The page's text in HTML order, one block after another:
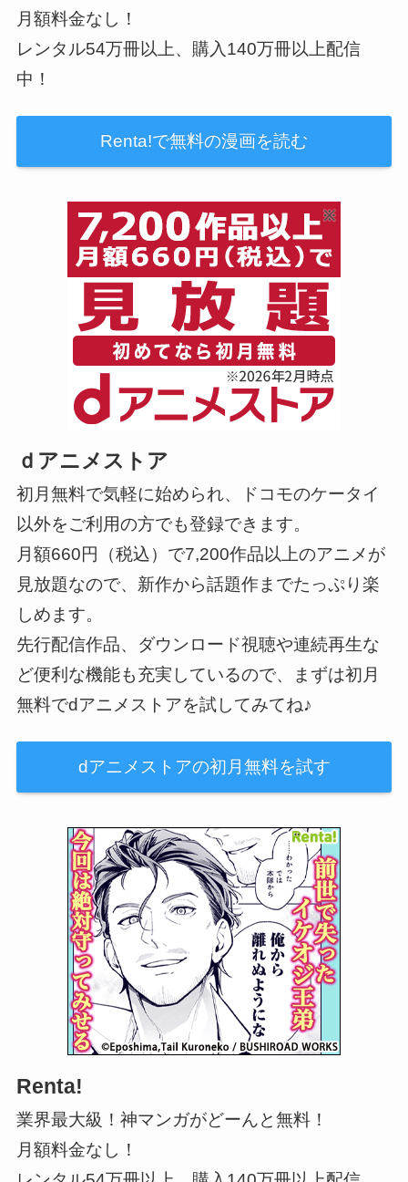
月額料金なし！
レンタル54万冊以上、購入140万冊以上配信
中！
Renta!で無料の漫画を読む
ｄアニメストア
初月無料で気軽に始められ、ドコモのケータイ
以外をご利用の方でも登録できます。
月額660円（税込）で7,200作品以上のアニメが
見放題なので、新作から話題作までたっぷり楽
しめます。
先行配信作品、ダウンロード視聴や連続再生な
ど便利な機能も充実しているので、まずは初月
無料でdアニメストアを試してみてね♪
dアニメストアの初月無料を試す
Renta!
業界最大級！神マンガがどーんと無料！
月額料金なし！